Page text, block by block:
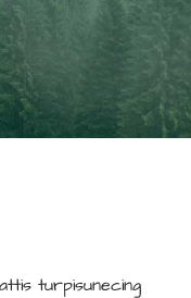
turpisunecing